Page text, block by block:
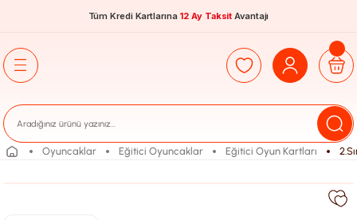
Tüm Kredi Kartlarına 12 Ay Taksit Avantajı
Oyuncaklar Eğitici Oyuncaklar Eğitici Oyun Kartları